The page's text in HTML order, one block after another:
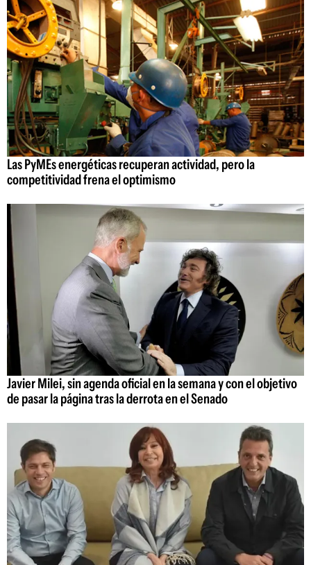
Las PyMEs energéticas recuperan actividad, pero la
competitividad frena el optimismo
Javier Milei, sin agenda oficial en la semana y con el objetivo
de pasar la página tras la derrota en el Senado